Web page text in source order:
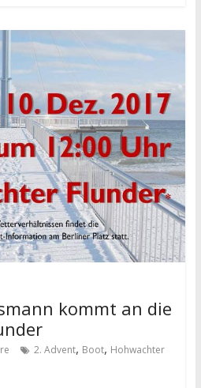
kommt an die
2. Advent, Boot, Hohwachter